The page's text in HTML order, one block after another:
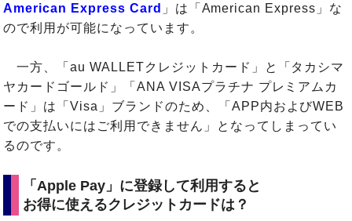
American Express Card 」は「American Express」な
ので利用が可能になっています。
一方、「au WALLETクレジットカード」と「タカシマ
ヤカードゴールド」「ANA VISAプラチナ プレミアムカ
ード」は「Visa」ブランドのため、「APP内およびWEB
での支払いにはご利用できません」となってしまってい
るのです。
「Apple Pay」に登録して利用すると
お得に使えるクレジットカードは？